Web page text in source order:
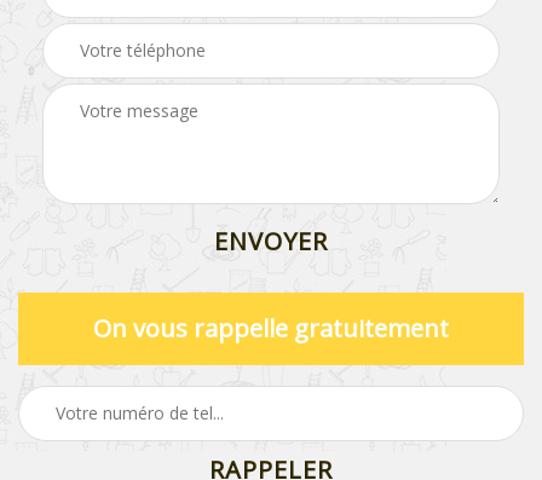
On vous rappelle gratuitement